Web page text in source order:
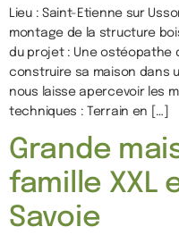
Lieu : Saint-Etienne sur
montage de la structure
du projet : Une ostéopathe
construire sa maison dans
nous laisse apercevoir les
techniques : Terrain en […]
Grande
famille XXL
Savoie